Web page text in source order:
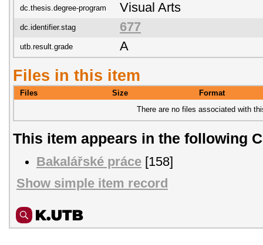
dc.thesis.degree-program Visual Arts
dc.identifier.stag 677
utb.result.grade A
Files in this item
Files Size
Format
There are no files associated with
This item appears in the following
Bakalářské práce [158]
Show simple item record